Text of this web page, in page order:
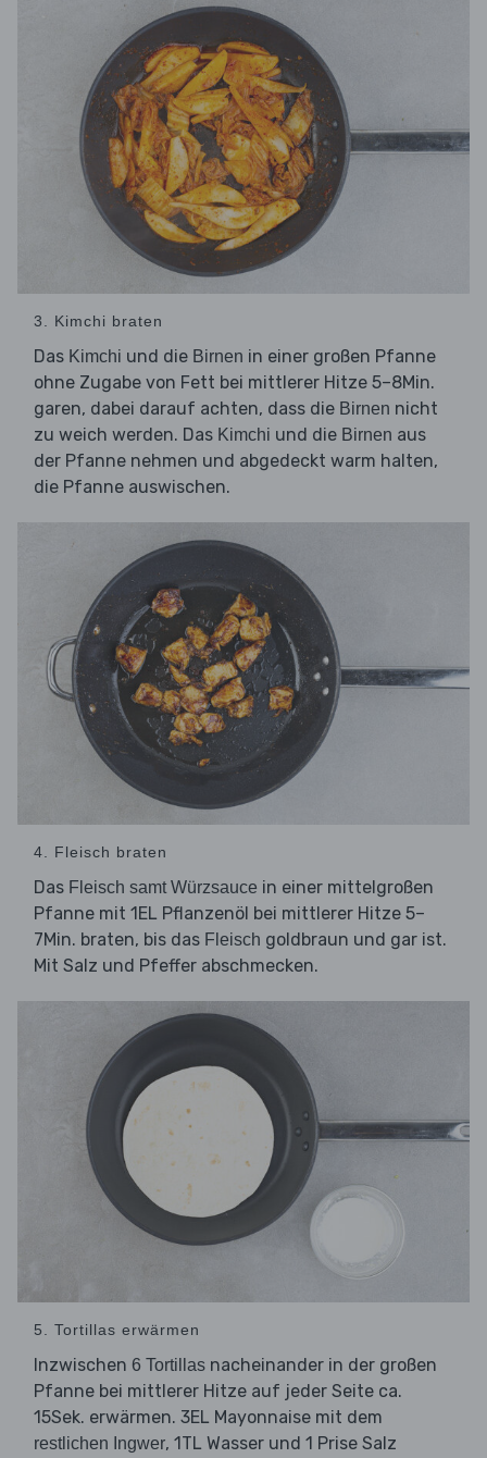
3. Kimchi braten
Das Kimchi und die Birnen in einer großen Pfanne
ohne Zugabe von Fett bei mittlerer Hitze 5–8Min.
garen, dabei darauf achten, dass die Birnen nicht
zu weich werden. Das Kimchi und die Birnen aus
der Pfanne nehmen und abgedeckt warm halten,
die Pfanne auswischen.
4. Fleisch braten
Das Fleisch samt Würzsauce in einer mittelgroßen
Pfanne mit 1EL Pflanzenöl bei mittlerer Hitze 5–
7Min. braten, bis das Fleisch goldbraun und gar ist.
Mit Salz und Pfeffer abschmecken.
5. Tortillas erwärmen
Inzwischen 6 Tortillas nacheinander in der großen
Pfanne bei mittlerer Hitze auf jeder Seite ca.
15Sek. erwärmen. 3EL Mayonnaise mit dem
restlichen Ingwer, 1TL Wasser und 1 Prise Salz